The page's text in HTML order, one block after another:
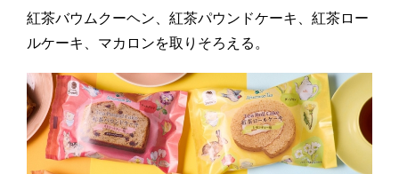
紅茶バウムクーヘン、紅茶パウンドケーキ、紅茶ロー
ルケーキ、マカロンを取りそろえる。